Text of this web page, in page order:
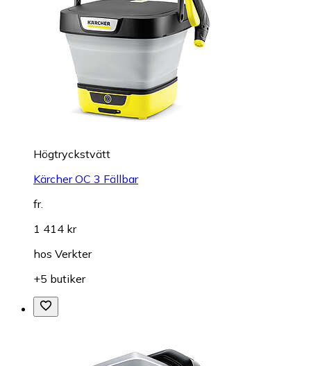
Högtryckstvätt
Kärcher OC 3 Fällbar
fr.
1 414 kr
hos Verkter
+5 butiker